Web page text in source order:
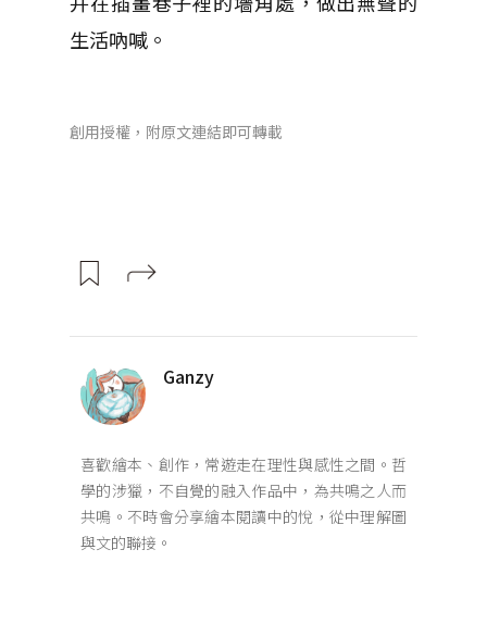
生活吶喊。
創用授權，附原文連結即可轉載
Ganzy
喜歡繪本、創作，常遊走在理性與感性之間。哲
學的涉獵，不自覺的融入作品中，為共鳴之人而
共鳴。不時會分享繪本閱讀中的悅，從中理解圖
與文的聯接。